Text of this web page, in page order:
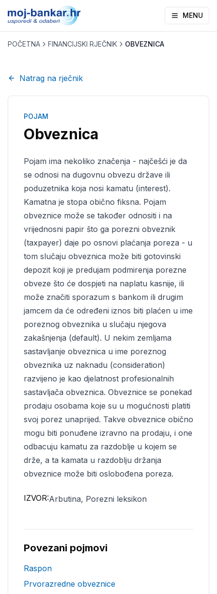
MENU
POČETNA FINANCIJSKI RJEČNIK OBVEZNICA
Natrag na rječnik
POJAM
Obveznica
Pojam ima nekoliko značenja - najčešći je da
se odnosi na dugovnu obvezu države ili
poduzetnika koja nosi kamatu (interest).
Kamatna je stopa obično fiksna. Pojam
obveznice može se također odnositi i na
vrijednosni papir što ga porezni obveznik
(taxpayer) daje po osnovi plaćanja poreza - u
tom slučaju obveznica može biti gotovinski
depozit koji je predujam podmirenja porezne
obveze što će dospjeti na naplatu kasnije, ili
može značiti sporazum s bankom ili drugim
jamcem da će određeni iznos biti plaćen u ime
poreznog obveznika u slučaju njegova
zakašnjenja (default). U nekim zemljama
sastavljanje obveznica u ime poreznog
obveznika uz naknadu (consideration)
razvijeno je kao djelatnost profesionalnih
sastavljača obveznica. Obveznice se ponekad
prodaju osobama koje su u mogućnosti platiti
svoj porez unaprijed. Takve obveznice obično
mogu biti ponuđene izravno na prodaju, i one
odbacuju kamatu za razdoblje u kojem se
drže, a ta kamata u razdoblju držanja
obveznice može biti oslobođena poreza.
IZVOR:Arbutina, Porezni leksikon
Povezani pojmovi
Raspon
Prvorazredne obveznice